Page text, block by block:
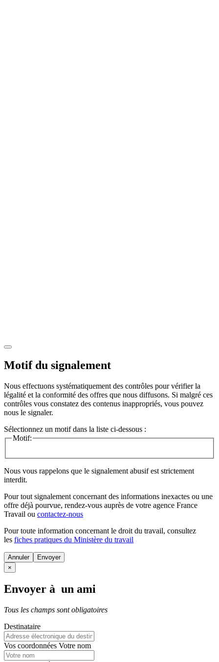
Motif du signalement
Nous effectuons systématiquement des contrôles pour vérifier la
légalité et la conformité des offres que nous diffusons. Si malgré ces
contrôles vous constatez des contenus inappropriés, vous pouvez
nous le signaler.
Sélectionnez un motif dans la liste ci-dessous :
Motif:
Nous vous rappelons que le signalement abusif est strictement
interdit.
Pour tout signalement concernant des informations inexactes ou une
offre déjà pourvue, rendez-vous auprès de votre agence France
Travail ou contactez-nous
Pour toute information concernant le droit du travail, consultez
les fiches pratiques du Ministère du travail
Annuler
×
Envoyer à un ami
Tous les champs sont obligatoires
Destinataire
Vos coordonnées Votre nom